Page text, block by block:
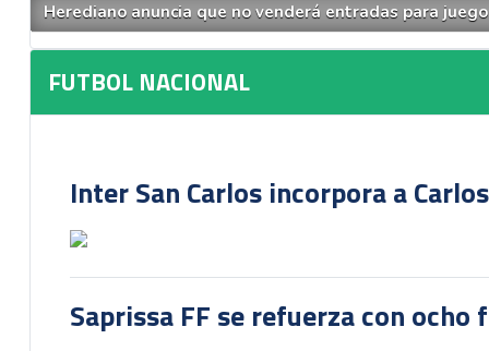
Herediano anuncia que no venderá entradas para
FUTBOL NACIONAL
Inter San Carlos incorpora a
Saprissa FF se refuerza con